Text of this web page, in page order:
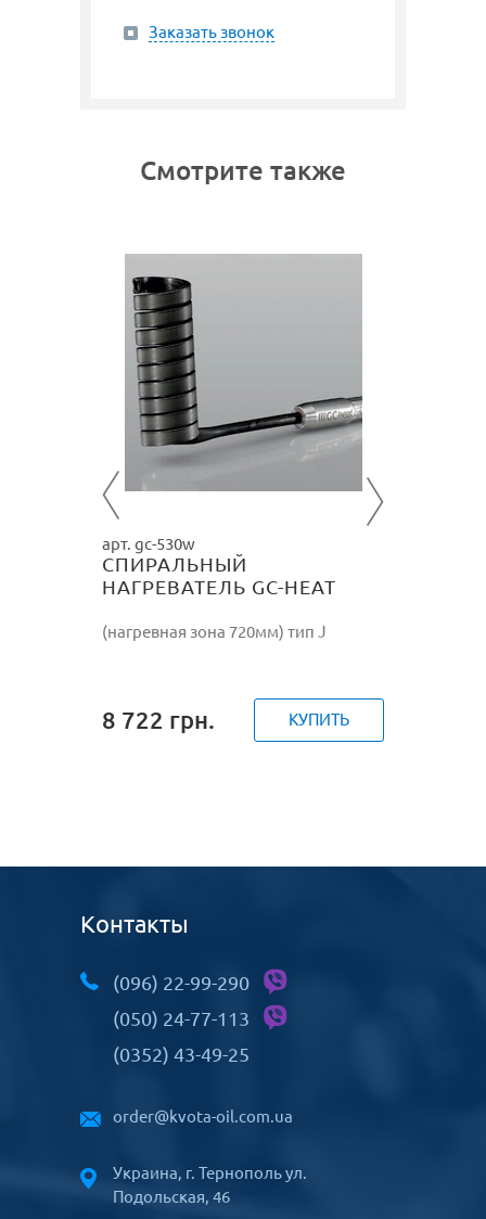
Заказать звонок
Смотрите также
арт. gc-530w
СПИРАЛЬНЫЙ
НАГРЕВАТЕЛЬ GC-HEAT
(нагревная зона 720мм) тип J
8 722 грн. КУПИТЬ
Контакты
(096) 22-99-290
(050) 24-77-113
(0352) 43-49-25
order@kvota-oil.com.ua
Украина, г. Тернополь ул.
Подольская, 46